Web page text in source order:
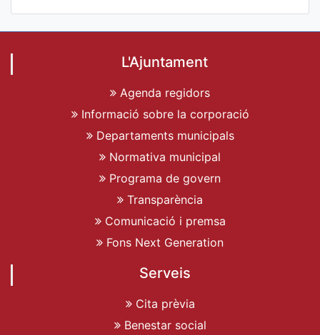
L'Ajuntament
Agenda regidors
Informació sobre la corporació
Departaments municipals
Normativa municipal
Programa de govern
Transparència
Comunicació i premsa
Fons Next Generation
Serveis
Cita prèvia
Benestar social